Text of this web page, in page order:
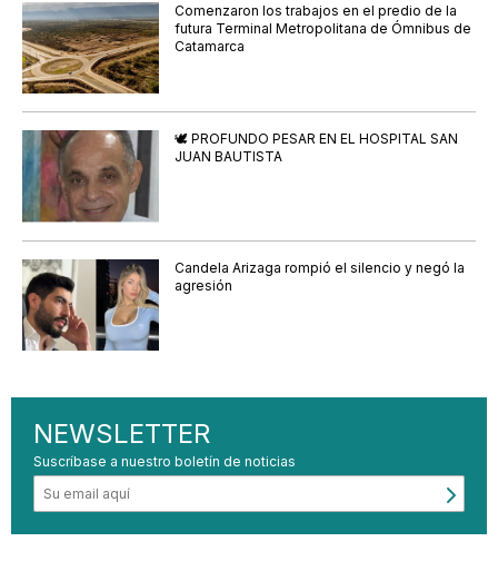
Comenzaron los trabajos en el predio de la
futura Terminal Metropolitana de Ómnibus de
Catamarca
🕊️ PROFUNDO PESAR EN EL HOSPITAL SAN
JUAN BAUTISTA
Candela Arizaga rompió el silencio y negó la
agresión
NEWSLETTER
Suscríbase a nuestro boletín de noticias